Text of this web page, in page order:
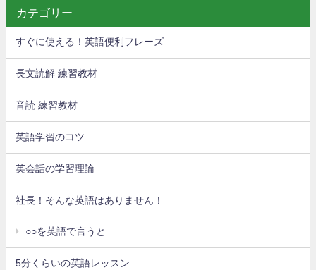
カテゴリー
すぐに使える！英語便利フレーズ
長文読解 練習教材
音読 練習教材
英語学習のコツ
英会話の学習理論
社長！そんな英語はありません！
○○を英語で言うと
5分くらいの英語レッスン